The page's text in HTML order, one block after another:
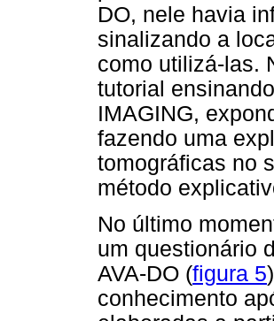
DO, nele havia
sinalizando a
como utilizá-las.
tutorial
IMAGING,
fazendo uma
tomográficas no
método
No último
um questionário
AVA-DO (figura 5
conhecimento